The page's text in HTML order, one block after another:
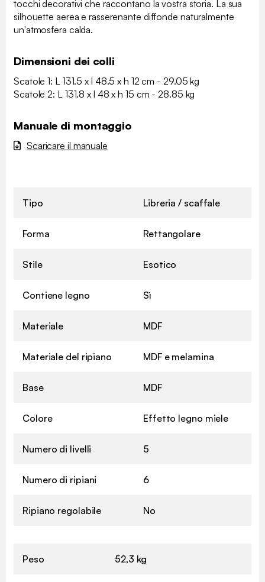
tocchi decorativi che raccontano la vostra storia. La sua
silhouette aerea e rasserenante diffonde naturalmente
un'atmosfera calda.
Dimensioni dei colli
Scatole 1: L 131.5 x l 48.5 x h 12 cm - 29.05 kg
Scatole 2: L 131.8 x l 48 x h 15 cm - 28.85 kg
Manuale di montaggio
Scaricare il manuale
Tipo Libreria / scaffale
Forma Rettangolare
Stile Esotico
Contiene legno Sì
Materiale MDF
Materiale del ripiano MDF e melamina
Base MDF
Colore Effetto legno miele
Numero di livelli 5
Numero di ripiani 6
Ripiano regolabile No
Peso 52,3 kg